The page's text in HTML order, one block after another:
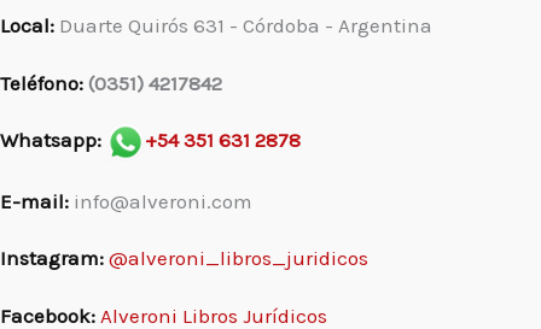
Local: Duarte Quirós 631 - Córdoba - Argentina
Teléfono: (0351) 4217842
Whatsapp: +54 351 631 2878
E-mail: info@alveroni.com
Instagram: @alveroni_libros_juridicos
Facebook: Alveroni Libros Jurídicos